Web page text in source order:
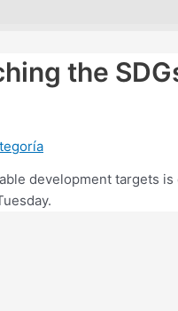
the
development targets